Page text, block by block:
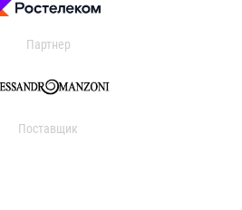
Партнер
Поставщик